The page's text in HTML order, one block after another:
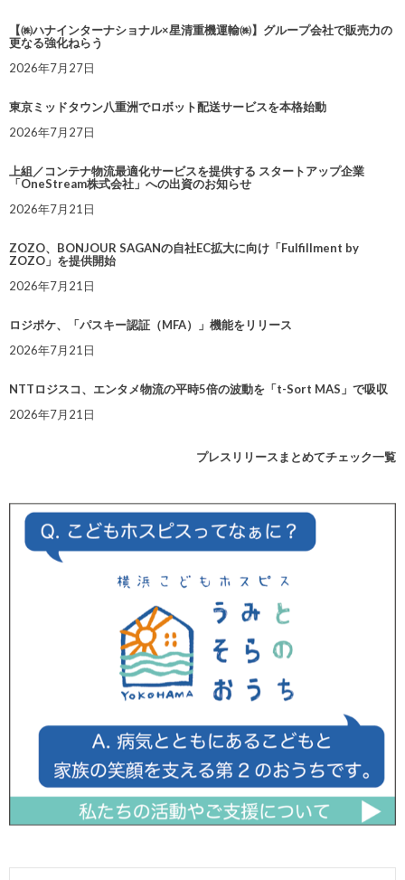
【㈱ハナインターナショナル×星清重機運輸㈱】グループ会社で販売力の
更なる強化ねらう
2026年7月27日
東京ミッドタウン八重洲でロボット配送サービスを本格始動
2026年7月27日
上組／コンテナ物流最適化サービスを提供する スタートアップ企業
「OneStream株式会社」への出資のお知らせ
2026年7月21日
ZOZO、BONJOUR SAGANの自社EC拡大に向け「Fulfillment by
ZOZO」を提供開始
2026年7月21日
ロジポケ、「パスキー認証（MFA）」機能をリリース
2026年7月21日
NTTロジスコ、エンタメ物流の平時5倍の波動を「t-Sort MAS」で吸収
2026年7月21日
プレスリリースまとめてチェック一覧